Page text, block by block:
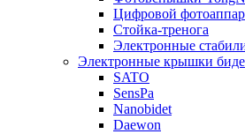
Цифровой
Стойка-тренога
Электронные
Электронные крышки биде
SATO
SensPa
Nanobidet
Daewon